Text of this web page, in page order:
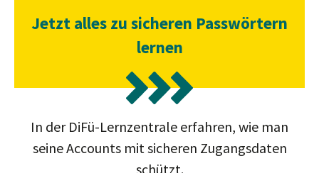
Jetzt alles zu sicheren Passwörtern
lernen
In der DiFü-Lernzentrale erfahren, wie man
seine Accounts mit sicheren Zugangsdaten
schützt.